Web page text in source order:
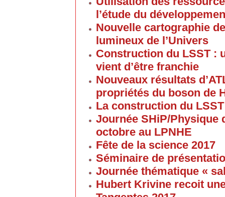
l’étude du
Nouvelle cartographie
lumineux de l’Univers
Construction du LSST :
vient d’être franchie
Nouveaux résultats
propriétés du boson de
La construction du
Journée SHiP/Physique
octobre au LPNHE
Fête de la science 2017
Séminaire de
Journée thématique «
Hubert Krivine recoit